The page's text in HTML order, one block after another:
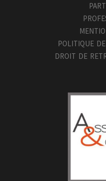
POLITIQUE
DROIT DE